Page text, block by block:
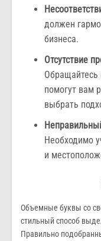
должен
бизнеса.
Отсутствие
помогут вам
выбрать
Необходимо
и
Объемные буквы со
стильный способ
Правильно